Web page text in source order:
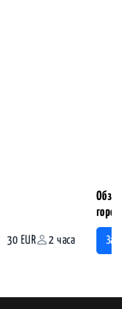
30 EUR 2 часа